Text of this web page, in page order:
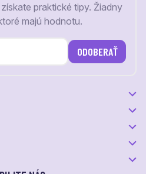
praktické tipy. Žiadny
majú hodnotu.
ODOBERAŤ